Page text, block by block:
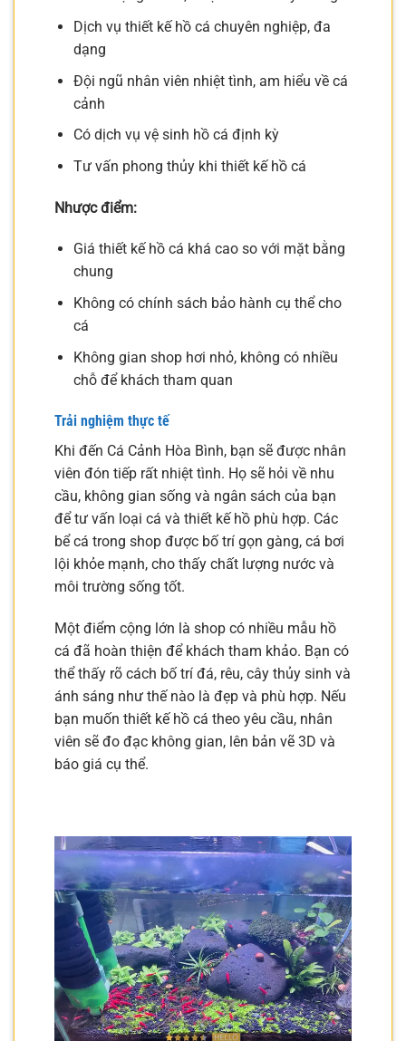
Dịch vụ thiết kế hồ cá chuyên nghiệp, đa
dạng
Đội ngũ nhân viên nhiệt tình, am hiểu về cá
cảnh
Có dịch vụ vệ sinh hồ cá định kỳ
Tư vấn phong thủy khi thiết kế hồ cá
Nhược điểm:
Giá thiết kế hồ cá khá cao so với mặt bằng
chung
Không có chính sách bảo hành cụ thể cho
cá
Không gian shop hơi nhỏ, không có nhiều
chỗ để khách tham quan
Trải nghiệm thực tế
Khi đến Cá Cảnh Hòa Bình, bạn sẽ được nhân
viên đón tiếp rất nhiệt tình. Họ sẽ hỏi về nhu
cầu, không gian sống và ngân sách của bạn
để tư vấn loại cá và thiết kế hồ phù hợp. Các
bể cá trong shop được bố trí gọn gàng, cá bơi
lội khỏe mạnh, cho thấy chất lượng nước và
môi trường sống tốt.
Một điểm cộng lớn là shop có nhiều mẫu hồ
cá đã hoàn thiện để khách tham khảo. Bạn có
thể thấy rõ cách bố trí đá, rêu, cây thủy sinh và
ánh sáng như thế nào là đẹp và phù hợp. Nếu
bạn muốn thiết kế hồ cá theo yêu cầu, nhân
viên sẽ đo đạc không gian, lên bản vẽ 3D và
báo giá cụ thể.